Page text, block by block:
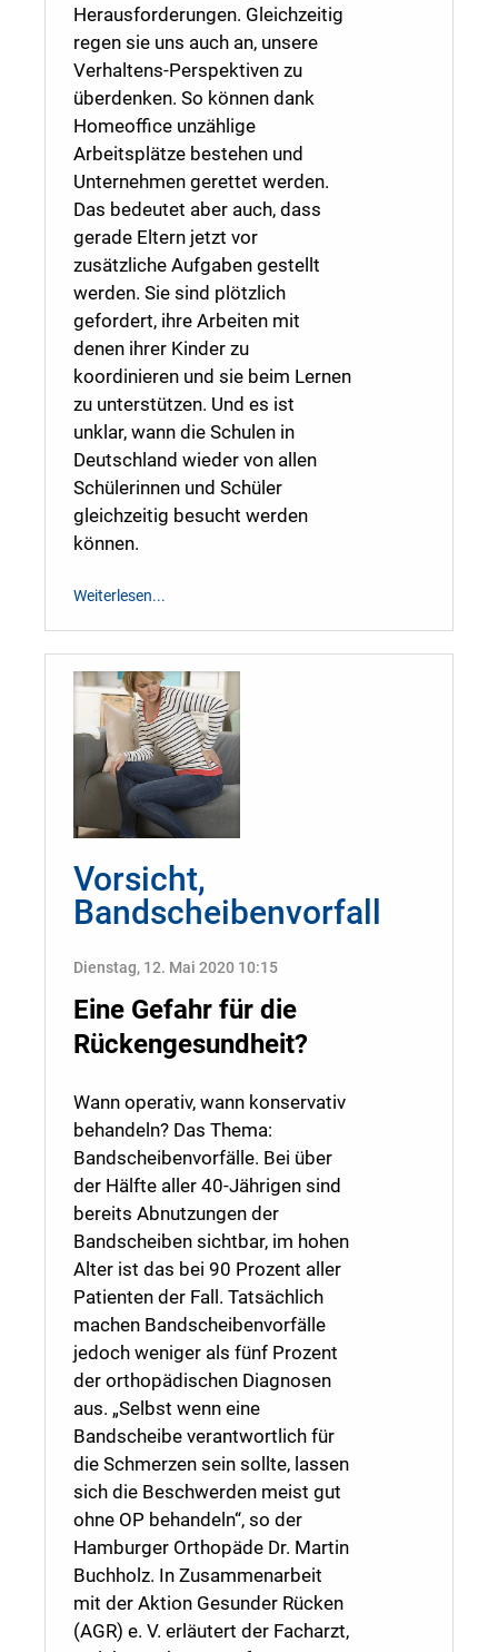
Herausforderungen. Gleichzeitig
regen sie uns auch an, unsere
Verhaltens-Perspektiven zu
überdenken. So können dank
Homeoﬃce unzählige
Arbeitsplätze bestehen und
Unternehmen gerettet werden.
Das bedeutet aber auch, dass
gerade Eltern jetzt vor
zusätzliche Aufgaben gestellt
werden. Sie sind plötzlich
gefordert, ihre Arbeiten mit
denen ihrer Kinder zu
koordinieren und sie beim Lernen
zu unterstützen. Und es ist
unklar, wann die Schulen in
Deutschland wieder von allen
Schülerinnen und Schüler
gleichzeitig besucht werden
können.
Weiterlesen...
Vorsicht,
Bandscheibenvorfall
Dienstag, 12. Mai 2020 10:15
Eine Gefahr für die
Rückengesundheit?
Wann operativ, wann konservativ
behandeln? Das Thema:
Bandscheibenvorfälle. Bei über
der Hälfte aller 40-Jährigen sind
bereits Abnutzungen der
Bandscheiben sichtbar, im hohen
Alter ist das bei 90 Prozent aller
Patienten der Fall. Tatsächlich
machen Bandscheibenvorfälle
jedoch weniger als fünf Prozent
der orthopädischen Diagnosen
aus. „Selbst wenn eine
Bandscheibe verantwortlich für
die Schmerzen sein sollte, lassen
sich die Beschwerden meist gut
ohne OP behandeln“, so der
Hamburger Orthopäde Dr. Martin
Buchholz. In Zusammenarbeit
mit der Aktion Gesunder Rücken
(AGR) e. V. erläutert der Facharzt,